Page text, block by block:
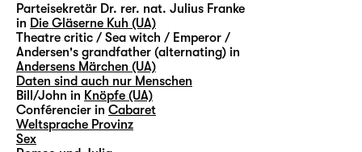
Parteisekretär Dr. rer. nat. Julius Franke
in Die Gläserne Kuh (UA)
Theatre critic / Sea witch / Emperor /
Andersen's grandfather (alternating) in
Andersens Märchen (UA)
Daten sind auch nur Menschen
Bill/John in Knöpfe (UA)
Conférencier in Cabaret
Weltsprache Provinz
Sex